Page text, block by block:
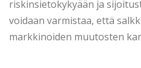
riskinsietokykyään ja
voidaan varmistaa, että
markkinoiden muutosten